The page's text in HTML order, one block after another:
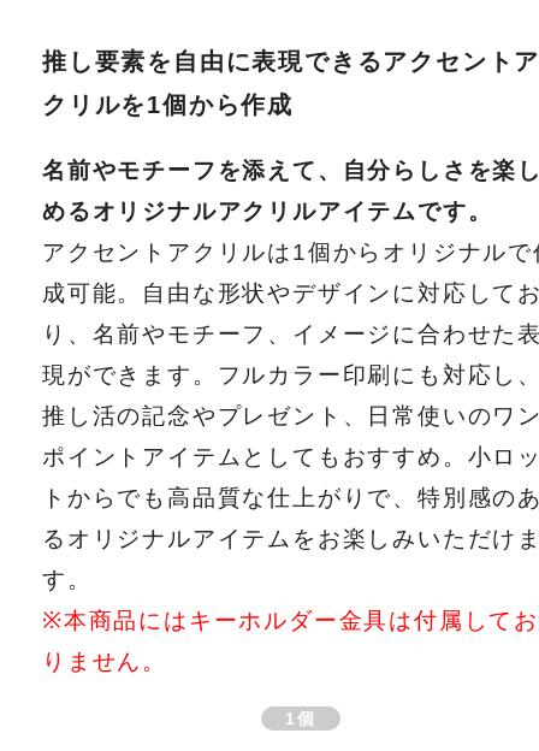
推し要素を自由に表現できるアクセント
クリルを1個から作成
名前やモチーフを添えて、自分らしさを楽
めるオリジナルアクリルアイテムです。
アクセントアクリルは1個からオリジナルで
成可能。自由な形状やデザインに対応して
り、名前やモチーフ、イメージに合わせた
現ができます。フルカラー印刷にも対応し
推し活の記念やプレゼント、日常使いのワ
ポイントアイテムとしてもおすすめ。小ロ
トからでも高品質な仕上がりで、特別感の
るオリジナルアイテムをお楽しみいただけ
す。
※本商品にはキーホルダー金具は付属してお
りません。
1個